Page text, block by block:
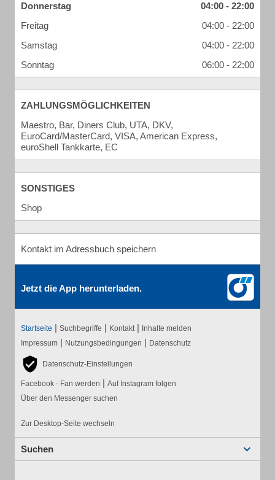
Donnerstag
04:00 - 22:00
Freitag
04:00 - 22:00
Samstag
04:00 - 22:00
Sonntag
06:00 - 22:00
ZAHLUNGSMÖGLICHKEITEN
Maestro, Bar, Diners Club, UTA, DKV,
EuroCard/MasterCard, VISA, American Express,
euroShell Tankkarte, EC
SONSTIGES
Shop
Kontakt im Adressbuch speichern
Jetzt die App herunterladen.
Startseite | Suchbegriffe | Kontakt | Inhalte melden
Impressum | Nutzungsbedingungen | Datenschutz
Datenschutz-Einstellungen
Facebook - Fan werden | Auf Instagram folgen
Über den Messenger suchen
Zur Desktop-Seite wechseln
Suchen